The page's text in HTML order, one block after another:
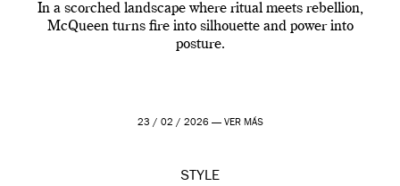
In a scorched landscape where ritual meets rebellion,
McQueen turns fire into silhouette and power into
posture.
23 / 02 / 2026 — VER MÁS
STYLE